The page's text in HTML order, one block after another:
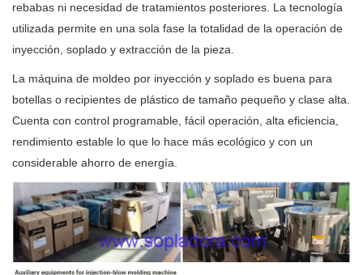
rebabas ni necesidad de tratamientos posteriores. La tecnología
utilizada permite en una sola fase la totalidad de la operación de
inyección, soplado y extracción de la pieza.
La máquina de moldeo por inyección y soplado es buena para
botellas o recipientes de plástico de tamaño pequeño y clase alta.
Cuenta con control programable, fácil operación, alta eficiencia,
rendimiento estable lo que lo hace más ecológico y con un
considerable ahorro de energía.